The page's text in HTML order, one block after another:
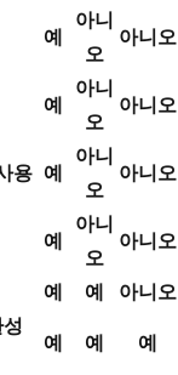
예
아니
오
아니오
예
아니
오
아니오
용 예
아니
오
아니오
예
아니
오
아니오
예 예
아니오
예 예
예